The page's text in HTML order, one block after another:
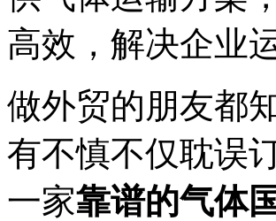
高效，解决企业
做外贸的朋友都
有不慎不仅耽误
一家靠谱的气体